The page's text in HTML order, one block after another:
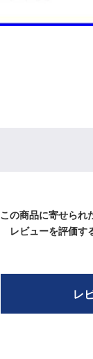
この商品に寄せられ
レビューを評価す
レ